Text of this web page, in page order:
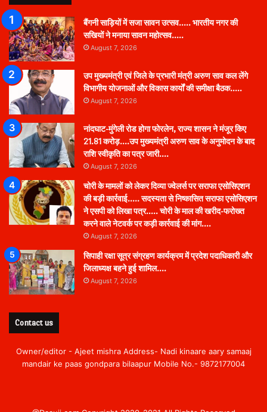
बैंगनी साड़ियों में सजा सावन उत्सव….. भारतीय नगर की
सखियों ने मनाया सावन महोत्सव…..
August 7, 2026
उप मुख्यमंत्री एवं जिले के प्रभारी मंत्री अरुण साव कल लेंगे
विभागीय योजनाओं और विकास कार्यों की समीक्षा बैठक…..
August 7, 2026
नांदघाट-मुंगेली रोड होगा फोरलेन, राज्य शासन ने मंजूर किए
21.81 करोड़….उप मुख्यमंत्री अरुण साव के अनुमोदन के बाद
राशि स्वीकृति का पत्र जारी….
August 7, 2026
चोरी के मामलों को लेकर दिव्या ज्वेलर्स पर सराफा एसोसिएशन
की बड़ी कार्रवाई….. सदस्यता से निष्कासित सराफा एसोसिएशन
ने एसपी को लिखा पत्र….. चोरी के माल की खरीद-फरोख्त
करने वाले नेटवर्क पर कड़ी कार्रवाई की मांग….
August 7, 2026
सिपाही रक्षा सूत्र संग्रहण कार्यक्रम में प्रदेश पदाधिकारी और
जिलाध्यक्ष बहने हुई शामिल….
August 7, 2026
Contact us
Owner/editor - Ajeet mishra Address- Nadi kinaare aary samaaj
mandair ke paas gondpara bilaapur Mobile No.- 9872177004